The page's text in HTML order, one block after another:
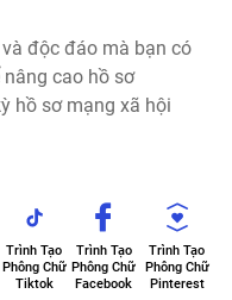
độc đáo mà bạn có
cao hồ sơ
hồ sơ mạng xã hội
Trình Tạo
Phông Chữ
Tiktok
Trình Tạo
Phông Chữ
Facebook
Trình Tạo
Phông Chữ
Pinterest